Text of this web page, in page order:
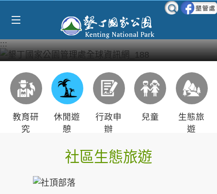
:::
教育研
究
休閒遊
憩
行政申
辦
兒童
生態旅
遊
社區生態旅遊